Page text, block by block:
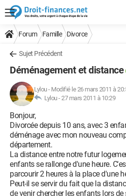
Forum Famille Divorce
Sujet Précédent
Déménagement et distance
Lylou- Modifié le 26 mars 2011 à
Lylou -27 mars 2011 à 10:29
Bonjour,
Divorcée depuis 10 ans, avec 3
déménage avec mon nouveau
département.
La distance entre notre futur
enfants se rallonge d'une heure.
parcourir 2 heures à la place d'une
Peut-il se servir du fait que la
de venir chercher les enfants lors de